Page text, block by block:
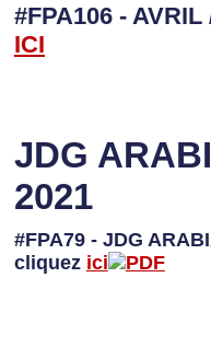
#FPA106 -
ICI
JDG
2021
#FPA79 - JDG
cliquez ici